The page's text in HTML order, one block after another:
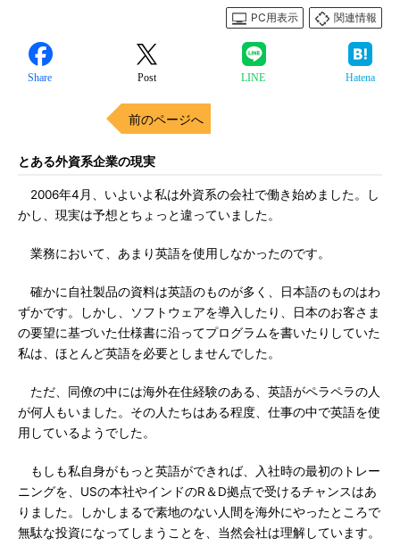
PC用表示
関連情報
Share Post LINE Hatena
前のページへ
とある外資系企業の現実
2006年4月、いよいよ私は外資系の会社で働き始めました。し
かし、現実は予想とちょっと違っていました。
業務において、あまり英語を使用しなかったのです。
確かに自社製品の資料は英語のものが多く、日本語のものはわ
ずかです。しかし、ソフトウェアを導入したり、日本のお客さま
の要望に基づいた仕様書に沿ってプログラムを書いたりしていた
私は、ほとんど英語を必要としませんでした。
ただ、同僚の中には海外在住経験のある、英語がペラペラの人
が何人もいました。その人たちはある程度、仕事の中で英語を使
用しているようでした。
もしも私自身がもっと英語ができれば、入社時の最初のトレー
ニングを、USの本社やインドのR＆D拠点で受けるチャンスはあ
りました。しかしまるで素地のない人間を海外にやったところで
無駄な投資になってしまうことを、当然会社は理解しています。